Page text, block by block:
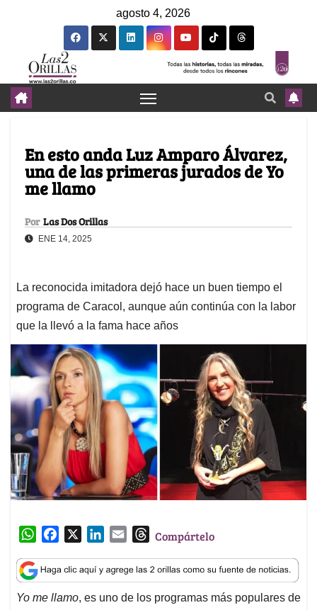
agosto 4, 2026
En esto anda Luz Amparo Álvarez,
una de las primeras jurados de Yo
me llamo
Por Las Dos Orillas
ENE 14, 2025
La reconocida imitadora dejó hace un buen tiempo el
programa de Caracol, aunque aún continúa con la labor
que la llevó a la fama hace años
W
a
t
s
c
e
b
n
k
e
a
i
l
T
r
e
a
Compártelo
Yo me llamo, es uno de los programas más populares de